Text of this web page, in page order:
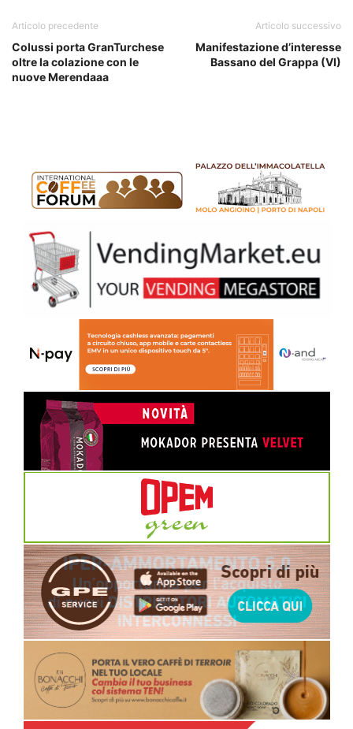
Articolo precedente
Colussi porta GranTurchese
oltre la colazione con le
nuove Merendaaa
Articolo successivo
Manifestazione d’interesse
Bassano del Grappa (VI)